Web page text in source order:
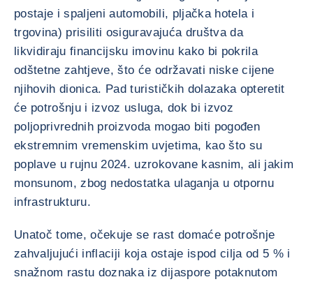
postaje i spaljeni automobili, pljačka hotela i
trgovina) prisiliti osiguravajuća društva da
likvidiraju financijsku imovinu kako bi pokrila
odštetne zahtjeve, što će održavati niske cijene
njihovih dionica. Pad turističkih dolazaka opteretit
će potrošnju i izvoz usluga, dok bi izvoz
poljoprivrednih proizvoda mogao biti pogođen
ekstremnim vremenskim uvjetima, kao što su
poplave u rujnu 2024. uzrokovane kasnim, ali jakim
monsunom, zbog nedostatka ulaganja u otpornu
infrastrukturu.
Unatoč tome, očekuje se rast domaće potrošnje
zahvaljujući inflaciji koja ostaje ispod cilja od 5 % i
snažnom rastu doznaka iz dijaspore potaknutom